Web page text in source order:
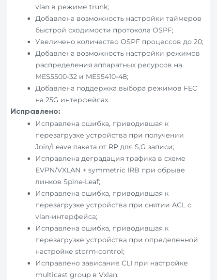
vlan в режиме trunk;
Добавлена возможность настройки таймеров
быстрой сходимости протокола OSPF;
Увеличено количество OSPF процессов до 20;
Добавлена возможность настройки режимов
распределения аппаратных ресурсов на
MES5500-32 и MES5410-48;
Добавлена поддержка выбора режимов FEC
на 25G интерфейсах.
Исправлено:
Исправлена ошибка, приводившая к
перезагрузке устройства при получении
Join/Leave пакета от RP для S,G записи;
Исправлена деградация трафика в схеме
EVPN/VXLAN + symmetric IRB при обрыве
линков Spine-Leaf;
Исправлена ошибка, приводившая к
перезагрузке устройства при снятии ACL с
vlan-интерфейса;
Исправлена ошибка, приводившая к
перезагрузке устройства при определенной
настройке storm-control;
Исправлено зависание CLI при настройке
multicast group в Vxlan;